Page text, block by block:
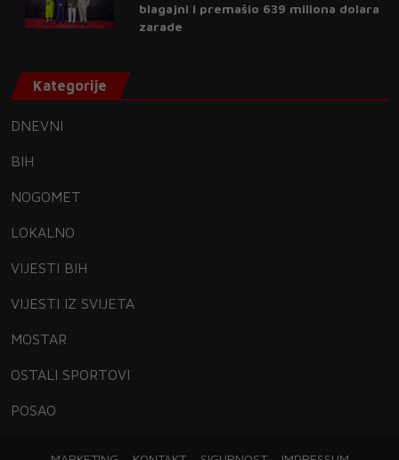
blagajni i premašio 639 miliona dolara
zarade
Kategorije
DNEVNI
BIH
NOGOMET
LOKALNO
VIJESTI BIH
VIJESTI IZ SVIJETA
MOSTAR
OSTALI SPORTOVI
POSAO